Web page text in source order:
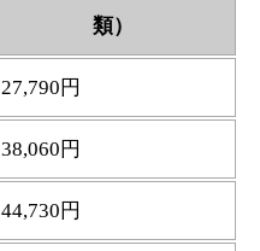
類）
27,790円
38,060円
44,730円